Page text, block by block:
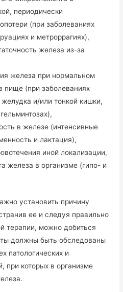
периодически
(при заболеваниях
и метроррагиях),
железа из-за
железа при нормальном
пище (при заболеваниях
и/или тонкой кишки,
в железе (интенсивные
и лактация),
иной локализации,
железа в организме (гипо- и
установить причину
ее и следуя правильно
терапии, можно добиться
должны быть обследованы
патологических и
при которых в организме